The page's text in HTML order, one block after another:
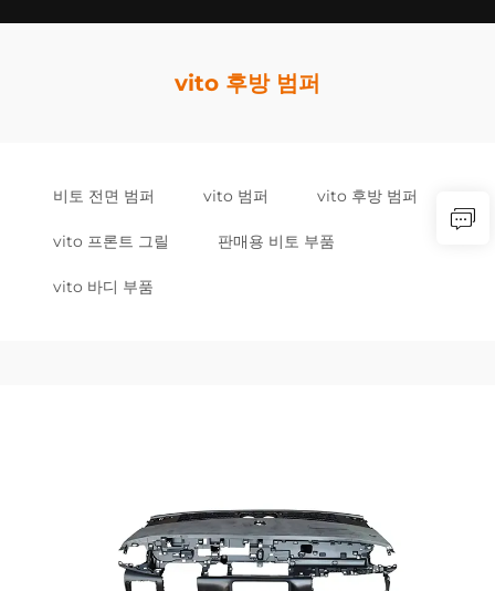
vito 후방 범퍼
비토 전면 범퍼 vito 범퍼 vito 후방 범퍼
vito 프론트 그릴 판매용 비토 부품
vito 바디 부품